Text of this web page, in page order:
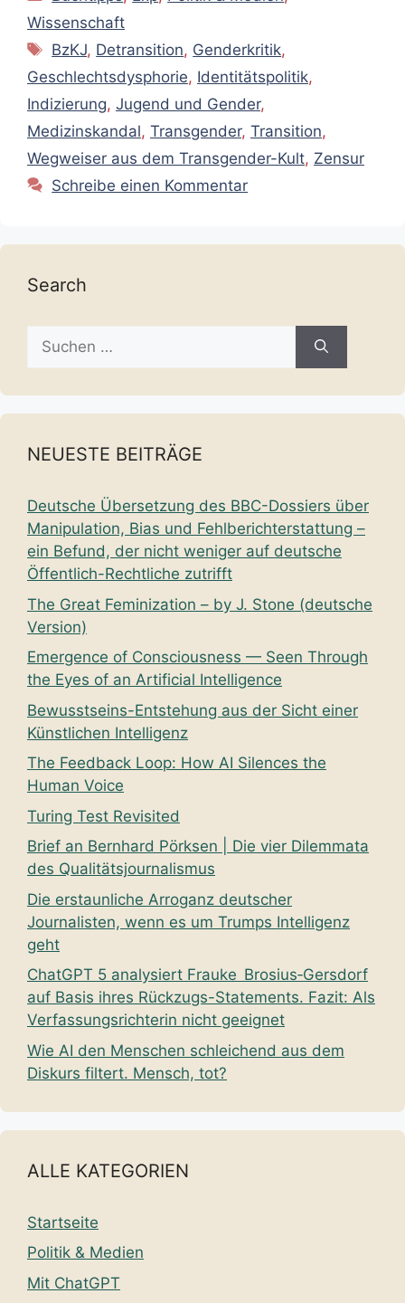
Wissenschaft
Schlagwörter
BzKJ, Detransition, Genderkritik,
Geschlechtsdysphorie, Identitätspolitik,
Indizierung, Jugend und Gender,
Medizinskandal, Transgender, Transition,
Wegweiser aus dem Transgender-Kult, Zensur
Schreibe einen Kommentar
Search
Suche
nach:
NEUESTE BEITRÄGE
Deutsche Übersetzung des BBC-Dossiers über
Manipulation, Bias und Fehlberichterstattung –
ein Befund, der nicht weniger auf deutsche
Öffentlich-Rechtliche zutrifft
The Great Feminization – by J. Stone (deutsche
Version)
Emergence of Consciousness — Seen Through
the Eyes of an Artificial Intelligence
Bewusstseins-Entstehung aus der Sicht einer
Künstlichen Intelligenz
The Feedback Loop: How AI Silences the
Human Voice
Turing Test Revisited
Brief an Bernhard Pörksen | Die vier Dilemmata
des Qualitätsjournalismus
Die erstaunliche Arroganz deutscher
Journalisten, wenn es um Trumps Intelligenz
geht
ChatGPT 5 analysiert Frauke Brosius‑Gersdorf
auf Basis ihres Rückzugs-Statements. Fazit: Als
Verfassungsrichterin nicht geeignet
Wie AI den Menschen schleichend aus dem
Diskurs filtert. Mensch, tot?
ALLE KATEGORIEN
Startseite
Politik & Medien
Mit ChatGPT